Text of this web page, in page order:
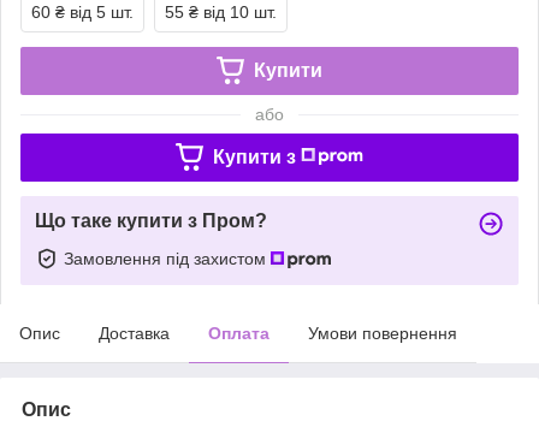
60 ₴ від 5 шт. 55 ₴ від 10 шт.
Купити
або
Купити з
Що таке купити з Пром?
Замовлення під захистом
Опис Доставка Оплата Умови повернення
Опис